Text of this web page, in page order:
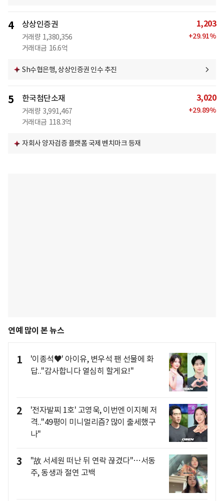
4 상상인증권
거래량 1,380,356
거래대금 16.6억
1,203
+29.91%
Sh수협은행, 상상인증권 인수 추진
5 한국첨단소재
거래량 3,991,467
거래대금 118.3억
3,020
+29.89%
자회사 양자검증 플랫폼 국제 벤치마크 등재
연예 많이 본 뉴스
1
'이종석♥' 아이유, 변우석 팬 선물에 화
답.."감사합니다 열심히 할게요!"
2
'전자발찌 1호' 고영욱, 이번엔 이지혜 저
격.."49평이 미니멀리즘? 많이 출세했구
나"
3
"故 서세원 떠난 뒤 연락 끊겼다"…서동
주, 동생과 절연 고백